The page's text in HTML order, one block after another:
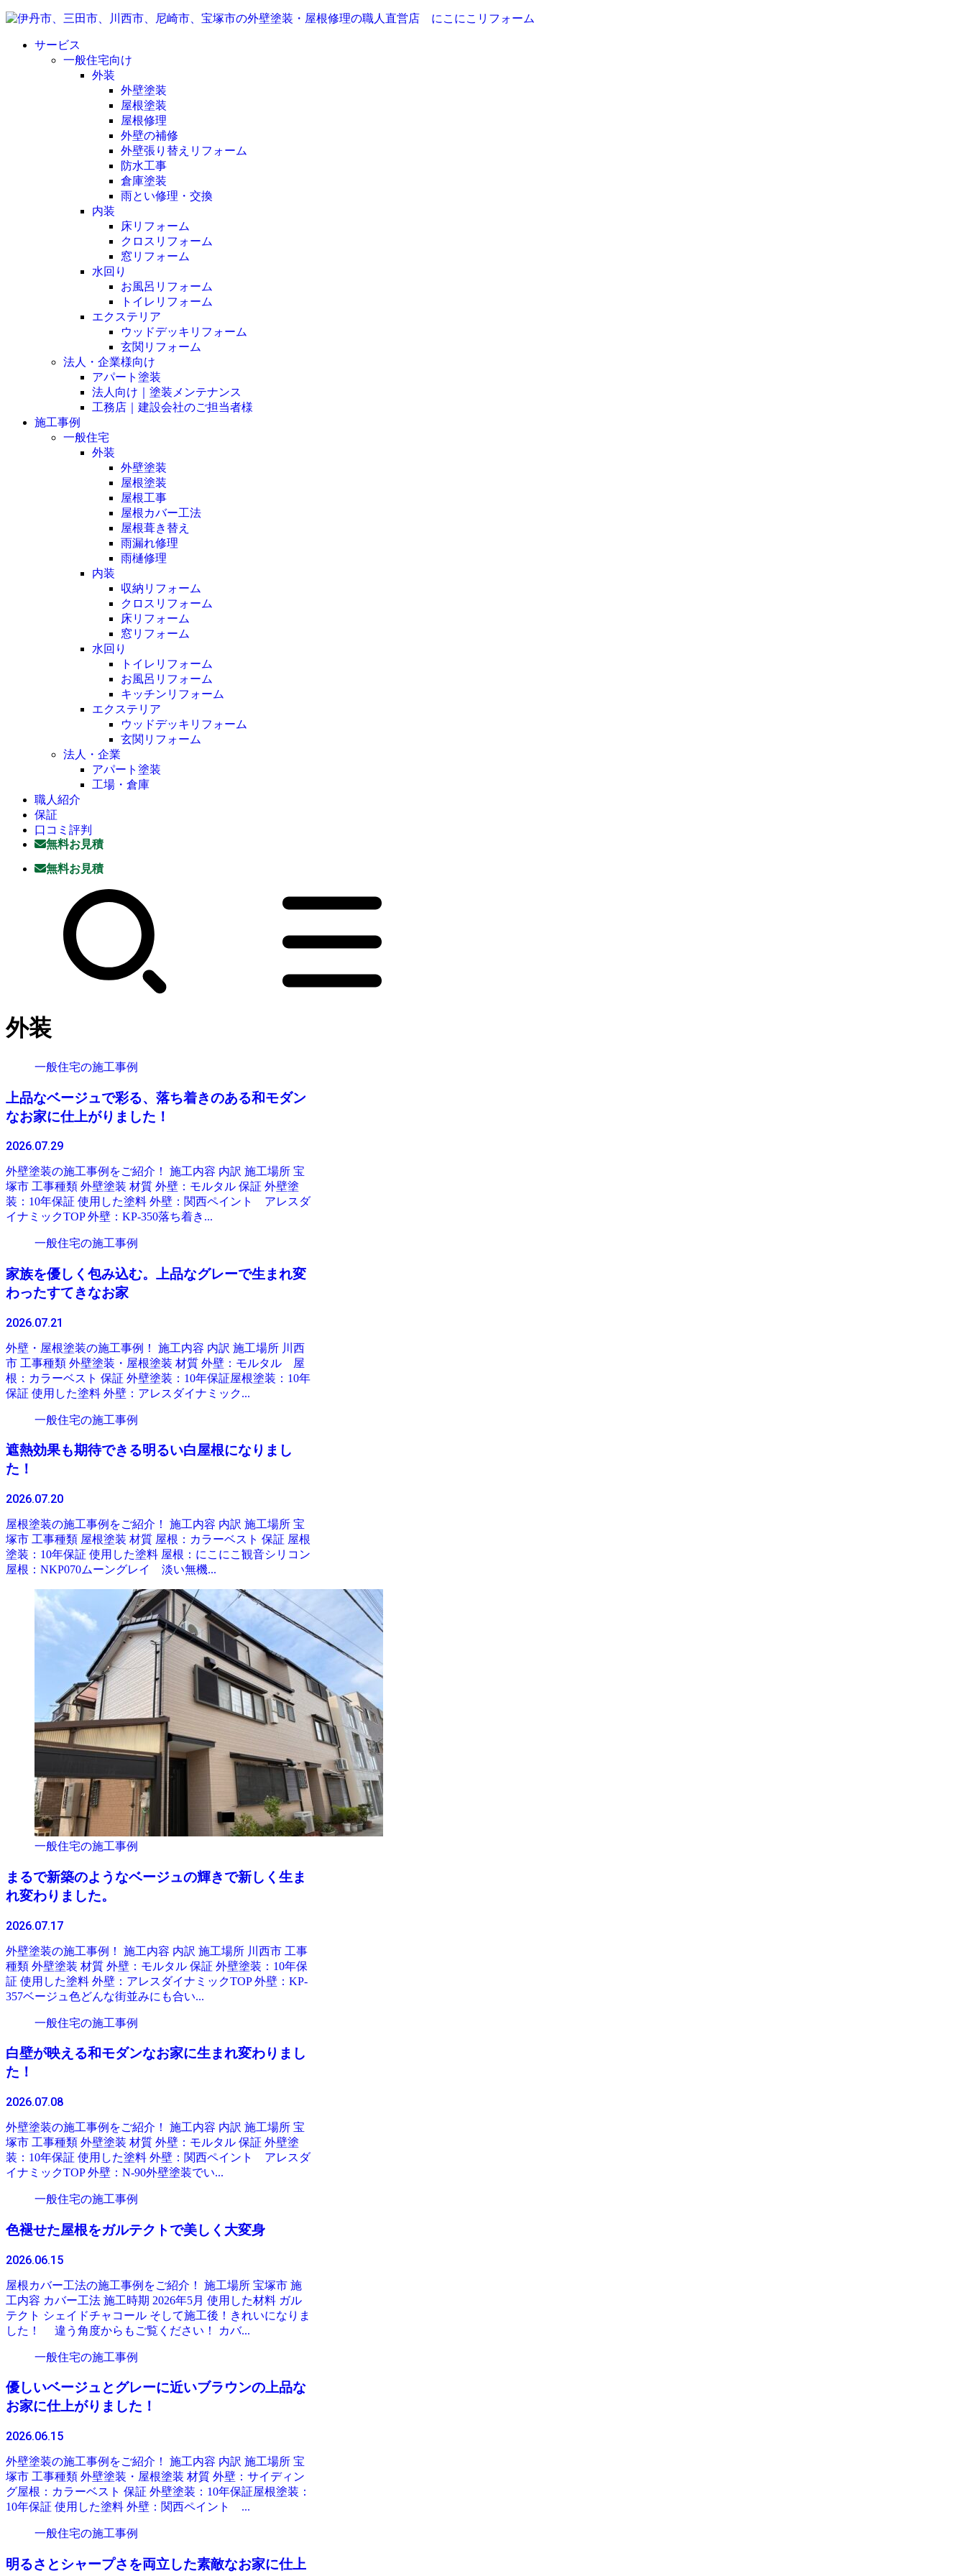
サービス
一般住宅向け
外装
外壁塗装
屋根塗装
屋根修理
外壁の補修
外壁張り替えリフォーム
防水工事
倉庫塗装
雨とい修理・交換
内装
床リフォーム
クロスリフォーム
窓リフォーム
水回り
お風呂リフォーム
トイレリフォーム
エクステリア
ウッドデッキリフォーム
玄関リフォーム
法人・企業様向け
アパート塗装
法人向け｜塗装メンテナンス
工務店｜建設会社のご担当者様
施工事例
一般住宅
外装
外壁塗装
屋根塗装
屋根工事
屋根カバー工法
屋根葺き替え
雨漏れ修理
雨樋修理
内装
収納リフォーム
クロスリフォーム
床リフォーム
窓リフォーム
水回り
トイレリフォーム
お風呂リフォーム
キッチンリフォーム
エクステリア
ウッドデッキリフォーム
玄関リフォーム
法人・企業
アパート塗装
工場・倉庫
職人紹介
保証
口コミ評判
無料お見積
無料お見積
外装
一般住宅の施工事例
上品なベージュで彩る、落ち着きのある和モダン
なお家に仕上がりました！
2026.07.29
外壁塗装の施工事例をご紹介！ 施工内容 内訳 施工場所 宝
塚市 工事種類 外壁塗装 材質 外壁：モルタル 保証 外壁塗
装：10年保証 使用した塗料 外壁：関西ペイント アレスダ
イナミックTOP 外壁：KP-350落ち着き...
一般住宅の施工事例
家族を優しく包み込む。上品なグレーで生まれ変
わったすてきなお家
2026.07.21
外壁・屋根塗装の施工事例！ 施工内容 内訳 施工場所 川西
市 工事種類 外壁塗装・屋根塗装 材質 外壁：モルタル 屋
根：カラーベスト 保証 外壁塗装：10年保証屋根塗装：10年
保証 使用した塗料 外壁：アレスダイナミック...
一般住宅の施工事例
遮熱効果も期待できる明るい白屋根になりまし
た！
2026.07.20
屋根塗装の施工事例をご紹介！ 施工内容 内訳 施工場所 宝
塚市 工事種類 屋根塗装 材質 屋根：カラーベスト 保証 屋根
塗装：10年保証 使用した塗料 屋根：にこにこ観音シリコン
屋根：NKP070ムーングレイ 淡い無機...
一般住宅の施工事例
まるで新築のようなベージュの輝きで新しく生ま
れ変わりました。
2026.07.17
外壁塗装の施工事例！ 施工内容 内訳 施工場所 川西市 工事
種類 外壁塗装 材質 外壁：モルタル 保証 外壁塗装：10年保
証 使用した塗料 外壁：アレスダイナミックTOP 外壁：KP-
357ベージュ色どんな街並みにも合い...
一般住宅の施工事例
白壁が映える和モダンなお家に生まれ変わりまし
た！
2026.07.08
外壁塗装の施工事例をご紹介！ 施工内容 内訳 施工場所 宝
塚市 工事種類 外壁塗装 材質 外壁：モルタル 保証 外壁塗
装：10年保証 使用した塗料 外壁：関西ペイント アレスダ
イナミックTOP 外壁：N-90外壁塗装でい...
一般住宅の施工事例
色褪せた屋根をガルテクトで美しく大変身
2026.06.15
屋根カバー工法の施工事例をご紹介！ 施工場所 宝塚市 施
工内容 カバー工法 施工時期 2026年5月 使用した材料 ガル
テクト シェイドチャコール そして施工後！きれいになりま
した！ 違う角度からもご覧ください！ カバ...
一般住宅の施工事例
優しいベージュとグレーに近いブラウンの上品な
お家に仕上がりました！
2026.06.15
外壁塗装の施工事例をご紹介！ 施工内容 内訳 施工場所 宝
塚市 工事種類 外壁塗装・屋根塗装 材質 外壁：サイディン
グ屋根：カラーベスト 保証 外壁塗装：10年保証屋根塗装：
10年保証 使用した塗料 外壁：関西ペイント ...
一般住宅の施工事例
明るさとシャープさを両立した素敵なお家に仕上